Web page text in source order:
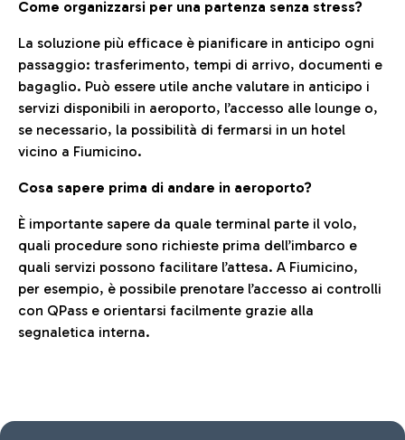
Come organizzarsi per una partenza senza stress?
La soluzione più efficace è pianificare in anticipo ogni
passaggio: trasferimento, tempi di arrivo, documenti e
bagaglio. Può essere utile anche valutare in anticipo i
servizi disponibili in aeroporto, l’accesso alle lounge o,
se necessario, la possibilità di fermarsi in un hotel
vicino a Fiumicino.
Cosa sapere prima di andare in aeroporto?
È importante sapere da quale terminal parte il volo,
quali procedure sono richieste prima dell’imbarco e
quali servizi possono facilitare l’attesa. A Fiumicino,
per esempio, è possibile prenotare l’accesso ai controlli
con QPass e orientarsi facilmente grazie alla
segnaletica interna.